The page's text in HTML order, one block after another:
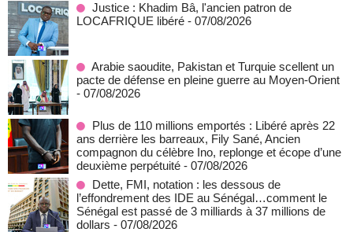
Justice : Khadim Bâ, l'ancien patron de
LOCAFRIQUE libéré - 07/08/2026
Arabie saoudite, Pakistan et Turquie scellent un
pacte de défense en pleine guerre au Moyen-Orient
- 07/08/2026
Plus de 110 millions emportés : Libéré après 22
ans derrière les barreaux, Fily Sané, Ancien
compagnon du célèbre Ino, replonge et écope d’une
deuxième perpétuité - 07/08/2026
Dette, FMI, notation : les dessous de
l’effondrement des IDE au Sénégal…comment le
Sénégal est passé de 3 milliards à 37 millions de
dollars - 07/08/2026